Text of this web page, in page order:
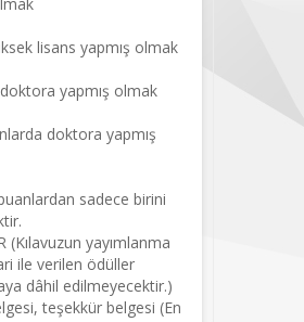
lisans yapmış olmak
yapmış olmak
doktora yapmış
sadece birini
(Kılavuzun yayımlanma
ile verilen ödüller
dâhil edilmeyecektir.)
teşekkür belgesi (En